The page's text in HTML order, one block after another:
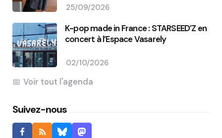
25/09/2026
K-pop made in France : STARSEED’Z en
concert à l’Espace Vasarely
02/10/2026
Voir tout l'agenda
Suivez-nous